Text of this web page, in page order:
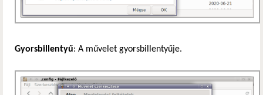
Gyorsbillentyű: A művelet gyorsbillentyűje.